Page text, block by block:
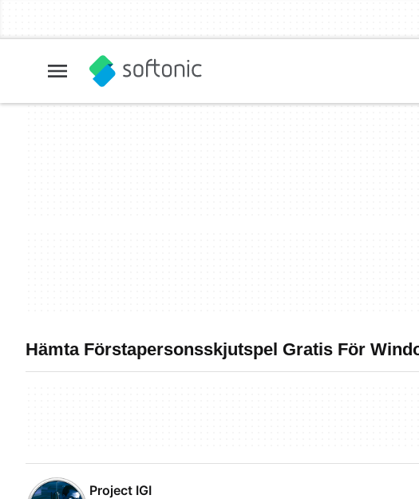
Hämta Förstapersonsskjutspel Gratis För
Project IGI